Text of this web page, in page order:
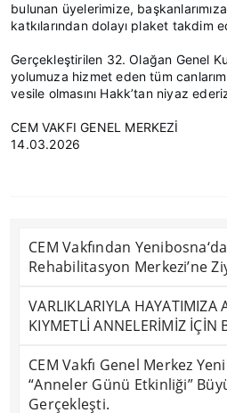
bulunan üyelerimize,
katkılarından dolayı plaket takdim
Gerçekleştirilen 32. Olağan Genel
yolumuza hizmet eden tüm
vesile olmasını Hakk’tan niyaz
CEM VAKFI GENEL MERKEZİ
14.03.2026
CEM Vakfından
Rehabilitasyon Merkezi’ne
VARLIKLARIYLA HAYATIMIZA
KIYMETLİ ANNELERİMİZ İÇİN
CEM Vakfı Genel Merkez
“Anneler Günü Etkinliği”
Gerçekleşti.